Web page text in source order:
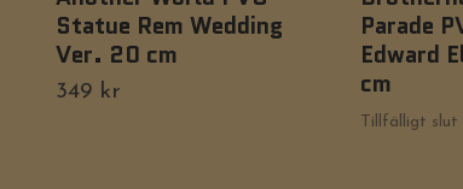
Statue Rem Wedding
Ver. 20 cm
349 kr
Parade
Edward
cm
Tillfälligt slut